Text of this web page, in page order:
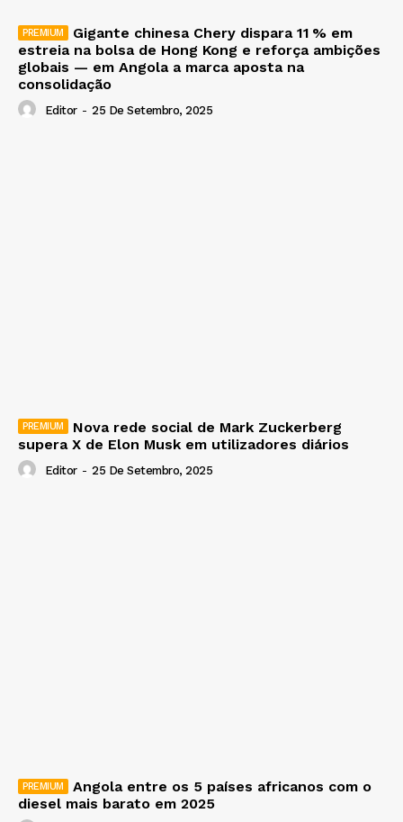
Gigante chinesa Chery dispara 11 % em
estreia na bolsa de Hong Kong e reforça ambições
globais — em Angola a marca aposta na
consolidação
Editor - 25 De Setembro, 2025
Nova rede social de Mark Zuckerberg
supera X de Elon Musk em utilizadores diários
Editor - 25 De Setembro, 2025
Angola entre os 5 países africanos com o
diesel mais barato em 2025